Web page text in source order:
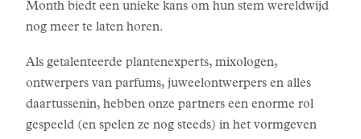
Month biedt een unieke kans om hun stem wereldwijd
nog meer te laten horen.
Als getalenteerde plantenexperts, mixologen,
ontwerpers van parfums, juweelontwerpers en alles
daartussenin, hebben onze partners een enorme rol
gespeeld (en spelen ze nog steeds) in het vormgeven